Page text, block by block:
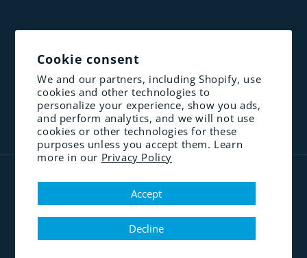
Cookie consent
We and our partners, including Shopify, use
cookies and other technologies to
personalize your experience, show you ads,
and perform analytics, and we will not use
cookies or other technologies for these
purposes unless you accept them. Learn
more in our Privacy Policy
Accept
Decline
CONTACTEZ NOUS
1 833-341-1830
contact@altenergie.ca
Alt-Énergie | Renouveler l'énergie | Équipement solaire